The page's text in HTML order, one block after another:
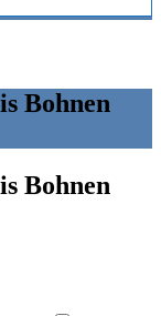
Bohnen
Bohnen